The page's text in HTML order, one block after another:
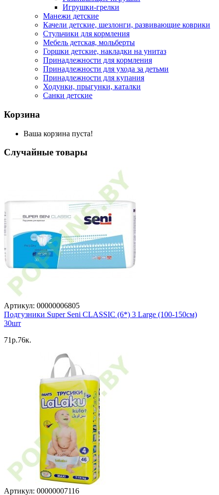
Игрушки-грелки
Манежи детские
Качели детские, шезлонги, развивающие коврики
Стульчики для кормления
Мебель детская, мольберты
Горшки детские, накладки на унитаз
Принадлежности для кормления
Принадлежности для ухода за детьми
Принадлежности для купания
Ходунки, прыгунки, каталки
Санки детские
Корзина
Ваша корзина пуста!
Случайные товары
Артикул: 00000006805
Подгузники Super Seni CLASSIC (6*) 3 Large (100-150см)
30шт
71p.76к.
Артикул: 00000007116